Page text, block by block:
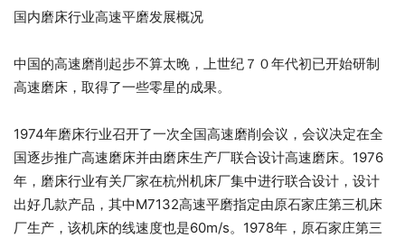
国内磨床行业高速平磨发展概况
中国的高速磨削起步不算太晚，上世纪７０年代初已开始研制
高速磨床，取得了一些零星的成果。
1974年磨床行业召开了一次全国高速磨削会议，会议决定在全
国逐步推广高速磨床并由磨床生产厂联合设计高速磨床。1976
年，磨床行业有关厂家在杭州机床厂集中进行联合设计，设计
出好几款产品，其中M7132高速平磨指定由原石家庄第三机床
厂生产，该机床的线速度也是60m/s。1978年，原石家庄第三